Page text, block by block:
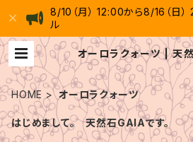
8/10（月） 12:00から8/16（日
ル
オーロラクォーツ | 天
HOME オーロラクォーツ
はじめまして。 天然石GAIAです。